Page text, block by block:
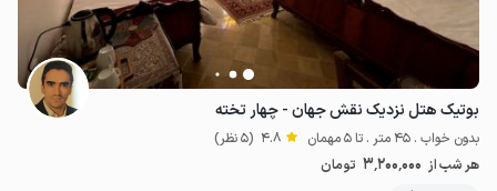
بوتیک هتل نزدیک نقش جهان - چهار تخته
بدون خواب . 45 متر . تا 5 مهمان 4.8 (5 نظر)
هر شب از 3٬200٬000 تومان